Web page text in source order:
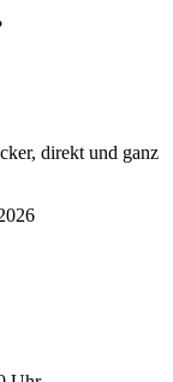
direkt und ganz